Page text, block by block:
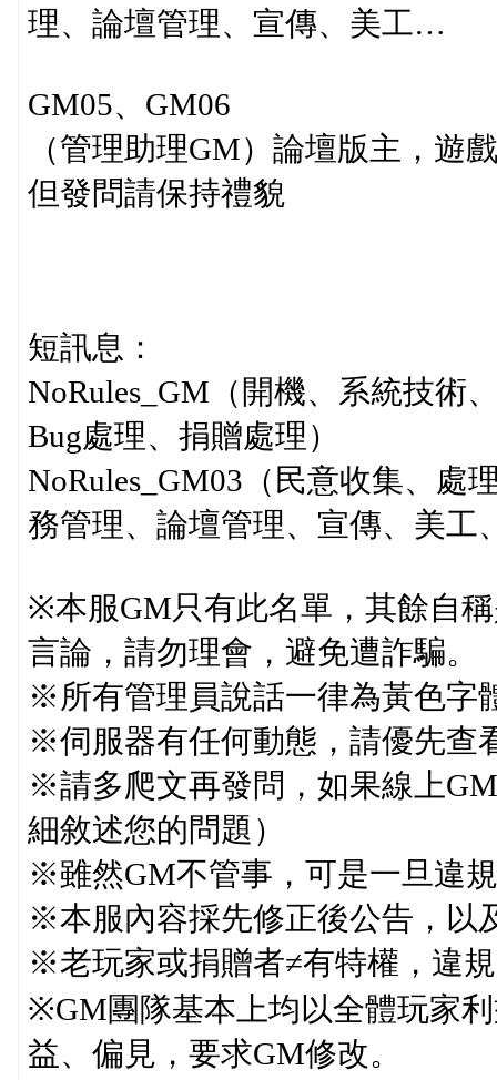
理、論壇管理、宣傳、美工…
GM05、GM06
（管理助理GM）論壇版主，遊
但發問請保持禮貌
短訊息：
NoRules_GM（開機、系統技術
Bug處理、捐贈處理）
NoRules_GM03（民意收集、處
務管理、論壇管理、宣傳、美工
※本服GM只有此名單，其餘自
言論，請勿理會，避免遭詐騙。
※所有管理員說話一律為黃色字
※伺服器有任何動態，請優先查
※請多爬文再發問，如果線上
細敘述您的問題）
※雖然GM不管事，可是一旦違
※本服內容採先修正後公告，以
※老玩家或捐贈者≠有特權，違
※GM團隊基本上均以全體玩家
益、偏見，要求GM修改。